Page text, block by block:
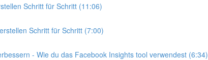
Schritt für Schritt (11:06)
Schritt für Schritt (7:00)
- Wie du das Facebook Insights tool verwendest (6:34)